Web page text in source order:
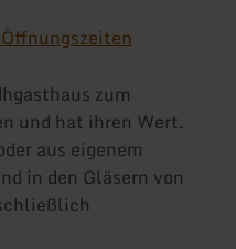
zum
und hat ihren Wert.
aus eigenem
in den Gläsern von